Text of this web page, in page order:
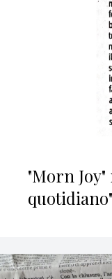
"Morn
quotidiano"